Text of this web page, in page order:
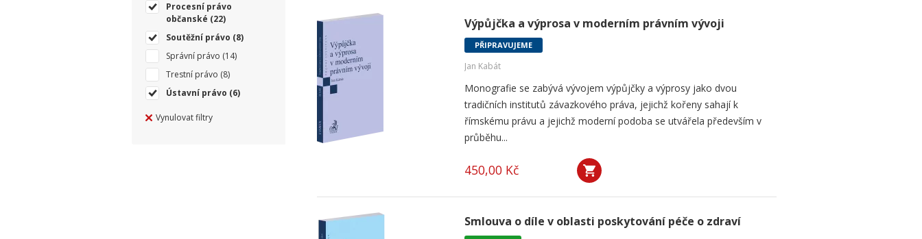
Procesní právo
občanské (22)
Soutěžní právo (8)
Správní právo (14)
Trestní právo (8)
Ústavní právo (6)
Vynulovat filtry
Výpůjčka a výprosa v moderním právním vývoji
PŘIPRAVUJEME
Jan Kabát
Monografie se zabývá vývojem výpůjčky a výprosy jako dvou
tradičních institutů závazkového práva, jejichž kořeny sahají k
římskému právu a jejichž moderní podoba se utvářela především v
průběhu...
450,00 Kč
Smlouva o díle v oblasti poskytování péče o zdraví